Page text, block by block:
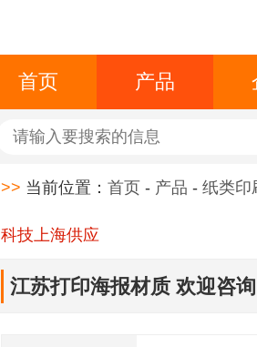
首页 产品
>> 当前位置： 首页 - 产品 - 纸类印
科技上海供应
江苏打印海报材质 欢迎咨